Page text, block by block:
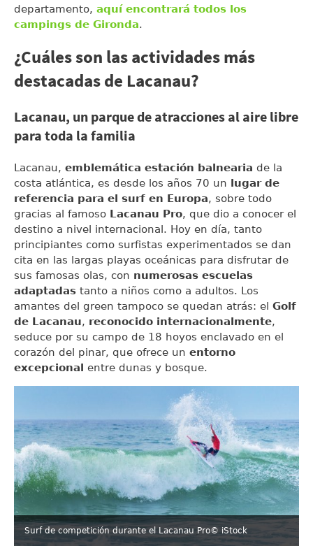
departamento, aquí encontrará todos los
campings de Gironda.
¿Cuáles son las actividades más
destacadas de Lacanau?
Lacanau, un parque de atracciones al aire libre
para toda la familia
Lacanau, emblemática estación balnearia de la
costa atlántica, es desde los años 70 un lugar de
referencia para el surf en Europa, sobre todo
gracias al famoso Lacanau Pro, que dio a conocer el
destino a nivel internacional. Hoy en día, tanto
principiantes como surfistas experimentados se dan
cita en las largas playas oceánicas para disfrutar de
sus famosas olas, con numerosas escuelas
adaptadas tanto a niños como a adultos. Los
amantes del green tampoco se quedan atrás: el Golf
de Lacanau, reconocido internacionalmente,
seduce por su campo de 18 hoyos enclavado en el
corazón del pinar, que ofrece un entorno
excepcional entre dunas y bosque.
Surf de competición durante el Lacanau Pro© iStock